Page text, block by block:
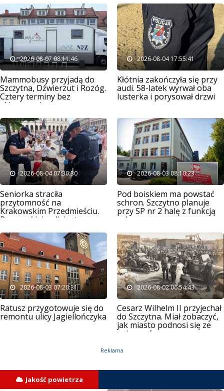
2026-08-07 08:11:46
Mammobusy przyjadą do
Szczytna, Dźwierzut i Rozóg.
Cztery terminy bez
skierowania
2026-08-04 17:55:41
Kłótnia zakończyła się przy
audi. 58-latek wyrwał oba
lusterka i porysował drzwi
2026-08-04 07:30:30
Seniorka straciła
przytomność na
Krakowskim Przedmieściu.
Pomagał jej policjant ze
2026-08-03 08:10:23
Pod boiskiem ma powstać
schron. Szczytno planuje
przy SP nr 2 halę z funkcją
ochronną
2026-08-03 07:20:31
Ratusz przygotowuje się do
remontu ulicy Jagiellończyka
2026-08-02 06:54:43
Cesarz Wilhelm II przyjechał
do Szczytna. Miał zobaczyć,
jak miasto podnosi się ze
zniszczeń
Reklama
Jakość powietrza